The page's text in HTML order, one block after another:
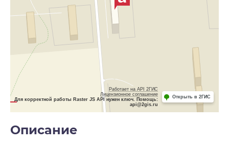
Работает на API 2ГИС
Лицензионное соглашение
Для корректной работы Raster JS API нужен ключ. Помощь:
api@2gis.ru
Открыть в 2ГИС
Описание